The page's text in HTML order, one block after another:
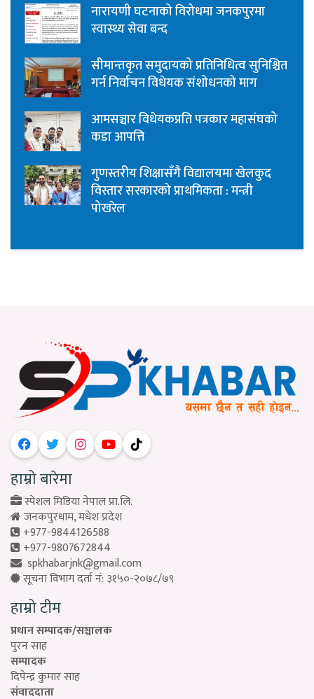
नारायणी घटनाको विरोधमा जनकपुरमा
स्वास्थ्य सेवा बन्द
सीमान्तकृत समुदायको प्रतिनिधित्व सुनिश्चित
गर्न निर्वाचन विधेयक संशोधनको माग
आमसञ्चार विधेयकप्रति पत्रकार महासंघको
कडा आपत्ति
गुणस्तरीय शिक्षासँगै विद्यालयमा खेलकुद
विस्तार सरकारको प्राथमिकता : मन्त्री
पोखरेल
हाम्रो बारेमा
स्पेशल मिडिया नेपाल प्रा.लि.
जनकपुरधाम, मधेश प्रदेश
+977-9844126588
+977-9807672844
spkhabarjnk@gmail.com
सूचना विभाग दर्ता नं: ३१५०-२०७८/७९
हाम्रो टीम
प्रधान सम्पादक/सञ्चालक
पुरन साह
सम्पादक
दिपेन्द्र कुमार साह
संवाददाता